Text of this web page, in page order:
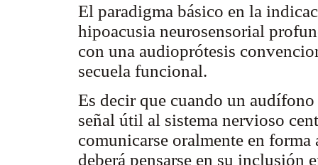
El paradigma básico en la
hipoacusia neurosensorial
con una audioprótesis
secuela funcional.
Es decir que cuando un
señal útil al sistema nervioso
comunicarse oralmente en forma
deberá pensarse en su inclusión